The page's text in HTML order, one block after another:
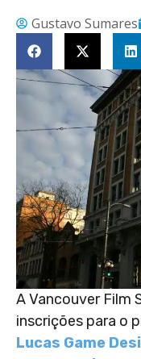
Gustavo Sumares
A Vancouver Film
inscrições para o
Lucas Game